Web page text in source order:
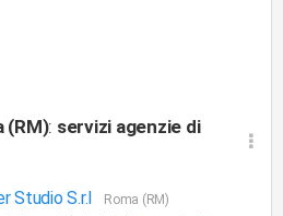
(RM): servizi agenzie di
Studio S.r.l
Roma (RM)